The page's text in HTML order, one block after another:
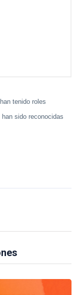
tenido roles
sido reconocidas